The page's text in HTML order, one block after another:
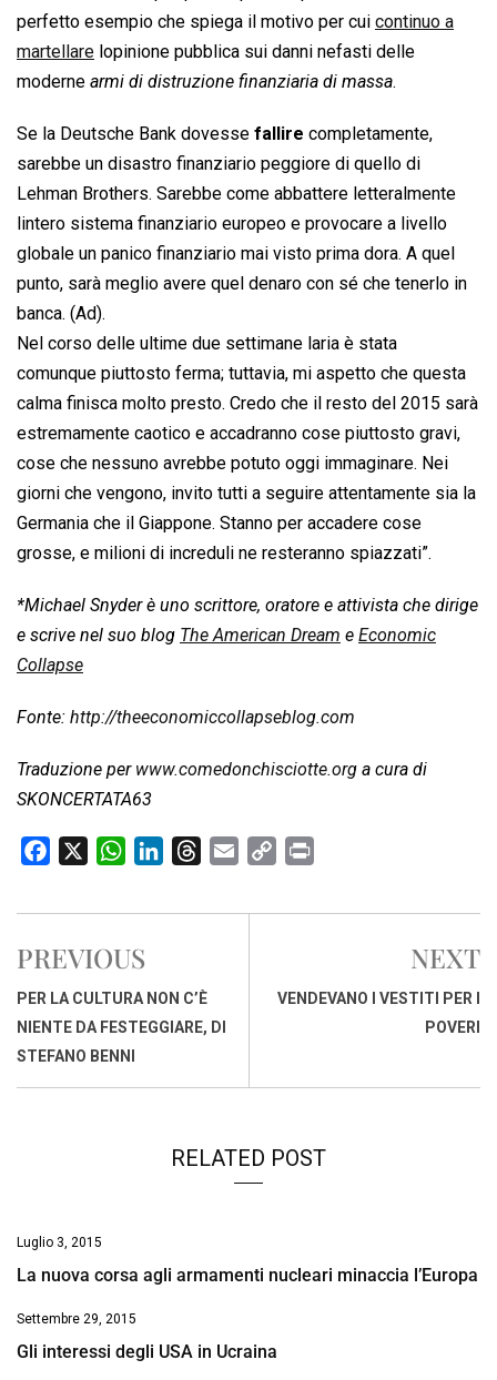
perfetto esempio che spiega il motivo per cui continuo a
martellare lopinione pubblica sui danni nefasti delle
moderne  armi di distruzione finanziaria di massa.
Se la Deutsche Bank dovesse fallire completamente,
sarebbe un disastro finanziario peggiore di quello di
Lehman Brothers. Sarebbe come abbattere letteralmente
lintero sistema finanziario europeo e provocare a livello
globale un panico finanziario mai visto prima dora. A quel
punto, sarà meglio avere quel denaro con sé che tenerlo in
banca. (Ad).
Nel corso delle ultime due settimane laria è stata
comunque piuttosto ferma; tuttavia, mi aspetto che questa
calma finisca molto presto. Credo che il resto del 2015 sarà
estremamente caotico e accadranno cose piuttosto gravi,
cose che nessuno avrebbe potuto oggi immaginare. Nei
giorni che vengono, invito tutti a seguire attentamente sia la
Germania che il Giappone. Stanno per accadere cose
grosse, e milioni di increduli ne resteranno spiazzati”.
*Michael Snyder è uno scrittore, oratore e attivista che dirige
e scrive nel suo blog The American Dream e Economic
Collapse
Fonte: http://theeconomiccollapseblog.com
Traduzione per www.comedonchisciotte.org a cura di
SKONCERTATA63
c
b
o
o
k
W
a
s
A
p
p
n
d
I
r
d
s
a
p
i
i
PREVIOUS
PER LA CULTURA NON C’È
NIENTE DA FESTEGGIARE, DI
STEFANO BENNI
NEXT
VENDEVANO I VESTITI PER I
POVERI
RELATED POST
Luglio 3, 2015
La nuova corsa agli armamenti nucleari minaccia l’Europa
Settembre 29, 2015
Gli interessi degli USA in Ucraina